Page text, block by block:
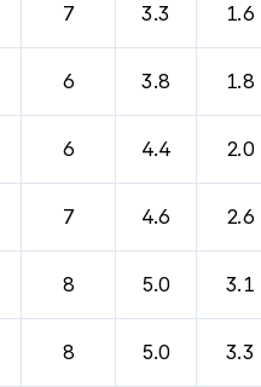
7 3.3 1.6
6 3.8 1.8
6 4.4 2.0
7 4.6 2.6
8 5.0 3.1
8 5.0 3.3